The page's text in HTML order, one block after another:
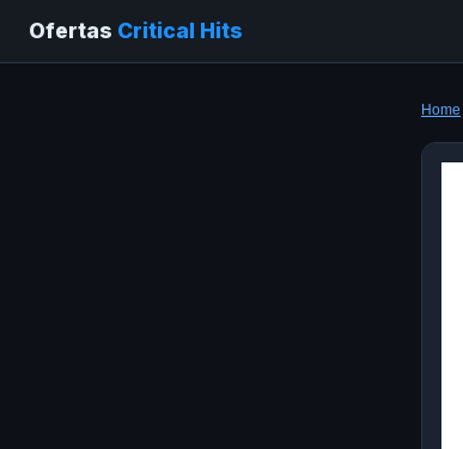
Ofertas Critical Hits
Home